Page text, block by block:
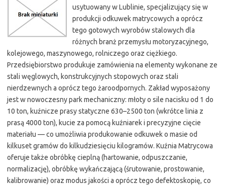
usytuowany w Lublinie, specjalizujący się w
produkcji odkuwek matrycowych a oprócz
tego gotowych wyrobów stalowych dla
różnych branż przemysłu motoryzacyjnego,
kolejowego, maszynowego, rolniczego oraz ciężkiego.
Przedsiębiorstwo produkuje zamówienia na elementy wykonane ze
stali węglowych, konstrukcyjnych stopowych oraz stali
nierdzewnych a oprócz tego żaroodpornych. Zakład wyposażony
jest w nowoczesny park mechaniczny: młoty o sile nacisku od 1 do
10 ton, kuźnicze prasy statyczne 630–2500 ton (wkrótce linia z
prasą 4000 ton), kucie za pomocą kuźniarek i precyzyjne cięcie
materiału — co umożliwia produkowanie odkuwek o masie od
kilkuset gramów do kilkudziesięciu kilogramów. Kuźnia Matrycowa
oferuje także obróbkę cieplną (hartowanie, odpuszczanie,
normalizację), obróbkę wykańczającą (śrutowanie, prostowanie,
kalibrowanie) oraz modus jakości a oprócz tego defektoskopię, co